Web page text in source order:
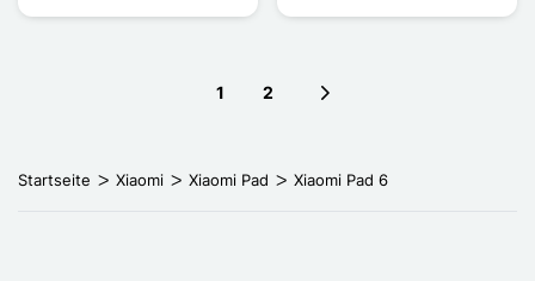
1 2
Startseite Xiaomi Xiaomi Pad Xiaomi Pad 6